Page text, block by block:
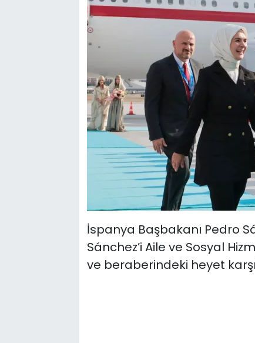
İspanya Başbakanı Pedro
Sánchez’i Aile ve Sosyal
ve beraberindeki heyet